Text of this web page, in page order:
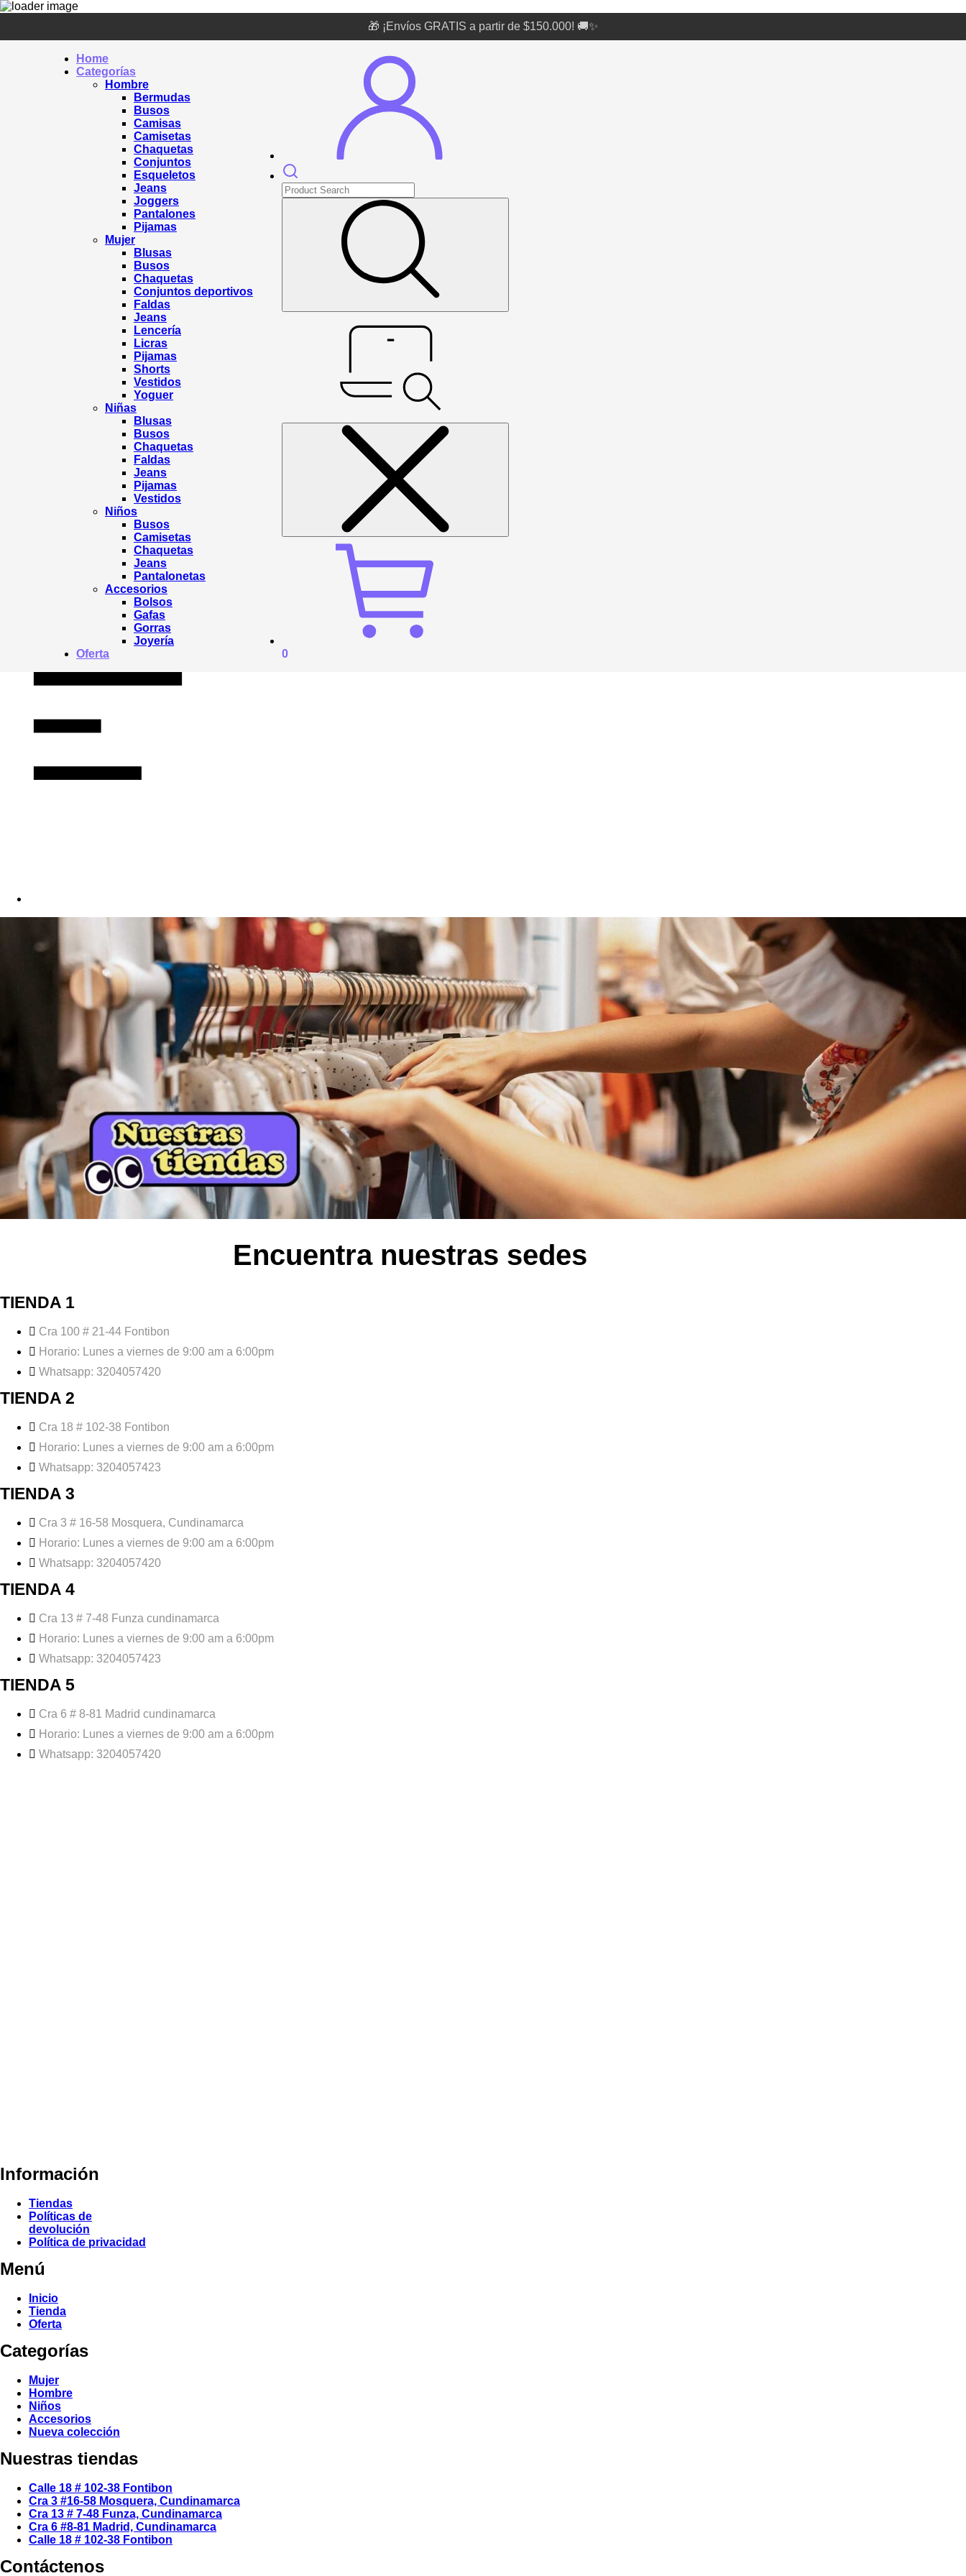
🎁 ¡Envíos GRATIS a partir de $150.000! 🚚✨
Home
Categorías
Hombre
Bermudas
Busos
Camisas
Camisetas
Chaquetas
Conjuntos
Esqueletos
Jeans
Joggers
Pantalones
Pijamas
Mujer
Blusas
Busos
Chaquetas
Conjuntos deportivos
Faldas
Jeans
Lencería
Licras
Pijamas
Shorts
Vestidos
Yoguer
Niñas
Blusas
Busos
Chaquetas
Faldas
Jeans
Pijamas
Vestidos
Niños
Busos
Camisetas
Chaquetas
Jeans
Pantalonetas
Accesorios
Bolsos
Gafas
Gorras
Joyería
Oferta
0
Encuentra nuestras sedes
TIENDA 1
Cra 100 # 21-44 Fontibon
Horario: Lunes a viernes de 9:00 am a 6:00pm
Whatsapp: 3204057420
TIENDA 2
Cra 18 # 102-38 Fontibon
Horario: Lunes a viernes de 9:00 am a 6:00pm
Whatsapp: 3204057423
TIENDA 3
Cra 3 # 16-58 Mosquera, Cundinamarca
Horario: Lunes a viernes de 9:00 am a 6:00pm
Whatsapp: 3204057420
TIENDA 4
Cra 13 # 7-48 Funza cundinamarca
Horario: Lunes a viernes de 9:00 am a 6:00pm
Whatsapp: 3204057423
TIENDA 5
Cra 6 # 8-81 Madrid cundinamarca
Horario: Lunes a viernes de 9:00 am a 6:00pm
Whatsapp: 3204057420
Información
Tiendas
Políticas de
devolución
Política de privacidad
Menú
Inicio
Tienda
Oferta
Categorías
Mujer
Hombre
Niños
Accesorios
Nueva colección
Nuestras tiendas
Calle 18 # 102-38 Fontibon
Cra 3 #16-58 Mosquera, Cundinamarca
Cra 13 # 7-48 Funza, Cundinamarca
Cra 6 #8-81 Madrid, Cundinamarca
Calle 18 # 102-38 Fontibon
Contáctenos